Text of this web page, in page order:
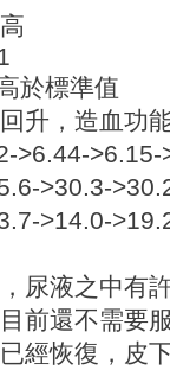
於標準值
升，造血功
>6.44-
>30.3-
>14.0-
尿液之中有
前還不需要
經恢復，皮